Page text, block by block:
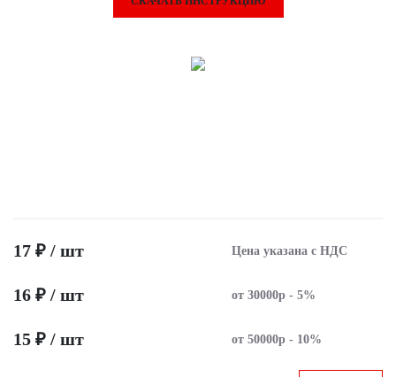
17 ₽ / шт Цена указана с НДС
16 ₽ / шт от 30000р - 5%
15 ₽ / шт от 50000р - 10%